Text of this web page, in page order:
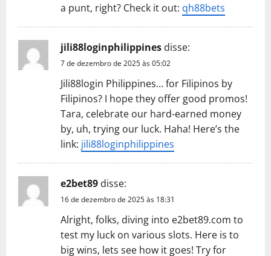
a punt, right? Check it out: qh88bets
jili88loginphilippines disse:
7 de dezembro de 2025 às 05:02
Jili88login Philippines… for Filipinos by
Filipinos? I hope they offer good promos!
Tara, celebrate our hard-earned money
by, uh, trying our luck. Haha! Here’s the
link: jili88loginphilippines
e2bet89 disse:
16 de dezembro de 2025 às 18:31
Alright, folks, diving into e2bet89.com to
test my luck on various slots. Here is to
big wins, lets see how it goes! Try for